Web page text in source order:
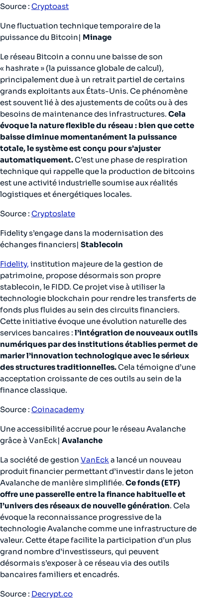
Source : Cryptoast
Une fluctuation technique temporaire de la
puissance du Bitcoin| Minage
Le réseau Bitcoin a connu une baisse de son
« hashrate » (la puissance globale de calcul),
principalement due à un retrait partiel de certains
grands exploitants aux États-Unis. Ce phénomène
est souvent lié à des ajustements de coûts ou à des
besoins de maintenance des infrastructures. Cela
évoque la nature flexible du réseau : bien que cette
baisse diminue momentanément la puissance
totale, le système est conçu pour s’ajuster
automatiquement.C’est une phase de respiration
technique qui rappelle que la production de bitcoins
est une activité industrielle soumise aux réalités
logistiques et énergétiques locales.
Source : Cryptoslate
Fidelity s’engage dans la modernisation des
échanges financiers| Stablecoin
Fidelity, institution majeure de la gestion de
patrimoine, propose désormais son propre
stablecoin, le FIDD. Ce projet vise à utiliser la
technologie blockchain pour rendre les transferts de
fonds plus fluides au sein des circuits financiers.
Cette initiative évoque une évolution naturelle des
services bancaires : l’intégration de nouveaux outils
numériques par des institutions établies permet de
marier l’innovation technologique avec le sérieux
des structures traditionnelles.Cela témoigne d’une
acceptation croissante de ces outils au sein de la
finance classique.
Source : Coinacademy
Une accessibilité accrue pour le réseau Avalanche
grâce à VanEck| Avalanche
La société de gestion VanEcka lancé un nouveau
produit financier permettant d’investir dans le jeton
Avalanche de manière simplifiée. Ce fonds (ETF)
offre une passerelle entre la finance habituelle et
l’univers des réseaux de nouvelle génération. Cela
évoque la reconnaissance progressive de la
technologie Avalanche comme une infrastructure de
valeur. Cette étape facilite la participation d’un plus
grand nombre d’investisseurs, qui peuvent
désormais s’exposer à ce réseau via des outils
bancaires familiers et encadrés.
Source : Decrypt.co